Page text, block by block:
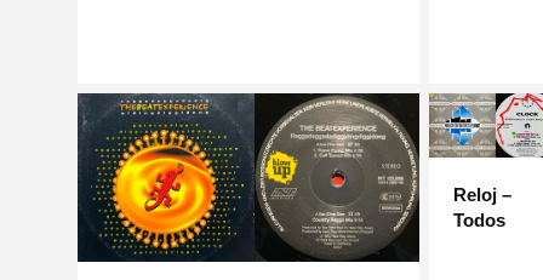
Reloj –
Todos